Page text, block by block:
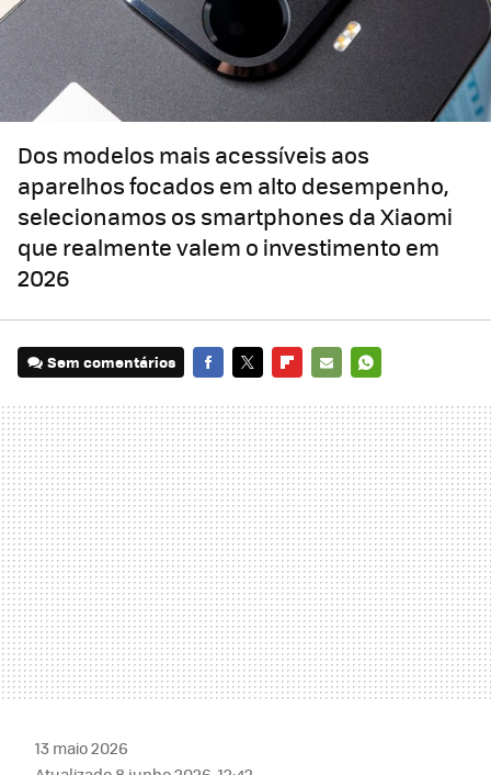
Dos modelos mais acessíveis aos
aparelhos focados em alto desempenho,
selecionamos os smartphones da Xiaomi
que realmente valem o investimento em
2026
Sem comentários
MAIL
13 maio 2026